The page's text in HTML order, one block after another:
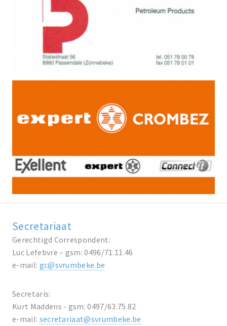
Secretariaat
Gerechtigd Correspondent:
Luc Lefebvre – gsm: 0496/71.11.46
e-mail: gc@svrumbeke.be
Secretaris:
Kurt Maddens - gsm: 0497/63.75.82
e-mail: secretariaat@svrumbeke.be